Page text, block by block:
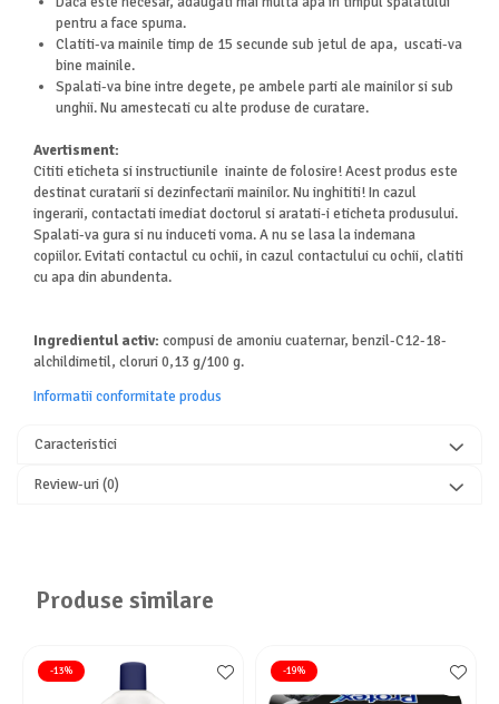
pentru a face spuma.
Clatiti-va mainile timp de 15 secunde sub jetul de apa, uscati-va
bine mainile.
Spalati-va bine intre degete, pe ambele parti ale mainilor si sub
unghii. Nu amestecati cu alte produse de curatare.
Avertisment:
Cititi eticheta si instructiunile inainte de folosire! Acest produs este
destinat curatarii si dezinfectarii mainilor. Nu inghititi! In cazul
ingerarii, contactati imediat doctorul si aratati-i eticheta produsului.
Spalati-va gura si nu induceti voma. A nu se lasa la indemana
copiilor. Evitati contactul cu ochii, in cazul contactului cu ochii, clatiti
cu apa din abundenta.
Ingredientul activ: compusi de amoniu cuaternar, benzil-C12-18-
alchildimetil, cloruri 0,13 g/100 g.
Informatii conformitate produs
Caracteristici
Review-uri(0)
Produse similare
-13% -19%